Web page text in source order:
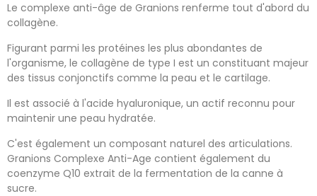
Le complexe anti-âge de Granions renferme tout d'abord du
collagène.
Figurant parmi les protéines les plus abondantes de
l'organisme, le collagène de type I est un constituant majeur
des tissus conjonctifs comme la peau et le cartilage.
Il est associé à l'acide hyaluronique, un actif reconnu pour
maintenir une peau hydratée.
C'est également un composant naturel des articulations.
Granions Complexe Anti-Age contient également du
coenzyme Q10 extrait de la fermentation de la canne à
sucre.